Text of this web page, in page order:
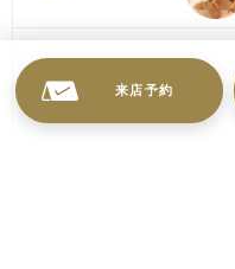
ソロウェディング
お客様インタビュ
来店予約